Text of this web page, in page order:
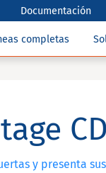
Documentación
completas
y presenta